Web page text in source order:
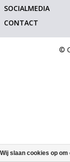
SOCIALMEDIA
CONTACT
©
Wij slaan cookies op